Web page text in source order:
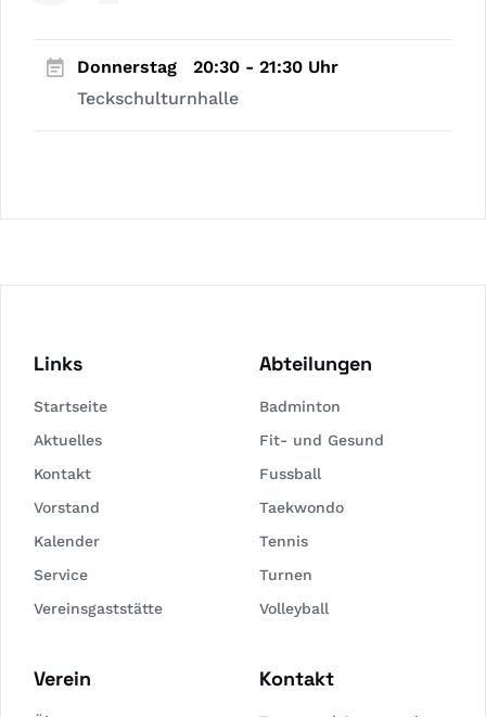
Donnerstag
20:30 - 21:30 Uhr
Teckschulturnhalle
Links
Startseite
Aktuelles
Kontakt
Vorstand
Kalender
Service
Vereinsgaststätte
Abteilungen
Badminton
Fit- und Gesund
Fussball
Taekwondo
Tennis
Turnen
Volleyball
Verein Kontakt